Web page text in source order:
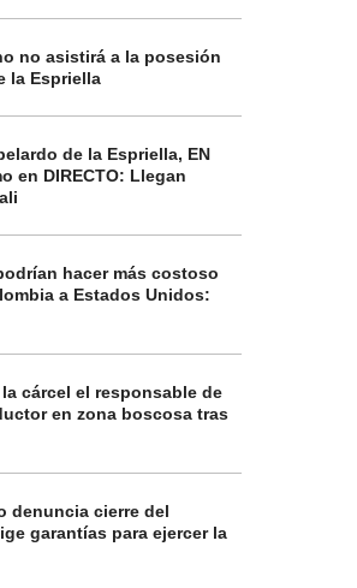
no asistirá a la posesión
la Espriella
de la Espriella, EN
en DIRECTO: Llegan
hacer más costoso
a Estados Unidos:
cárcel el responsable de
en zona boscosa tras
denuncia cierre del
garantías para ejercer la